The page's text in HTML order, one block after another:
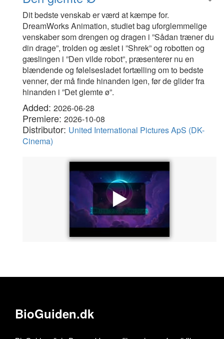
Dit bedste venskab er værd at kæmpe for.
DreamWorks Animation, studiet bag uforglemmelige
venskaber som drengen og dragen i ”Sådan træner du
din drage”, trolden og æslet i ”Shrek” og robotten og
gæslingen i ”Den vilde robot”, præsenterer nu en
blændende og følelsesladet fortælling om to bedste
venner, der må finde hinanden igen, før de glider fra
hinanden i ”Det glemte ø”.
Added: 2026-06-28
Premiere: 2026-10-08
Distributor: United International Pictures ApS (DK-
Cinema)
BioGuiden.dk